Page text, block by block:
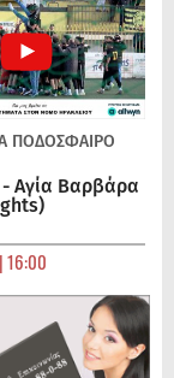
ΠΟΔΌΣΦΑΙΡΟ
- Αγία Βαρβάρα